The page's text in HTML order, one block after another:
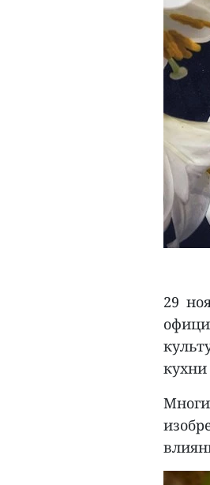
29
кухни